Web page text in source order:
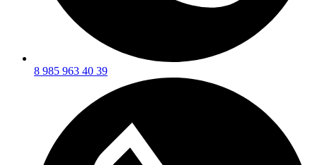
8 985 963 40 39